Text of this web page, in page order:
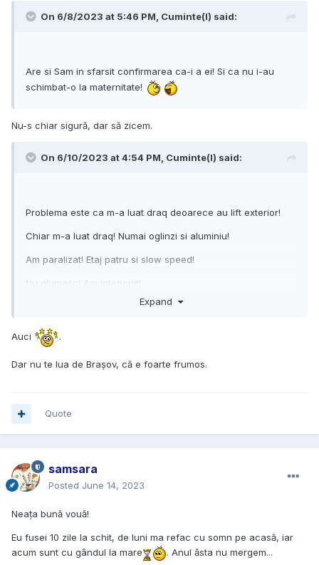
On 6/8/2023 at 5:46 PM, Cuminte(l) said:
Are si Sam in sfarsit confirmarea ca-i a ei! Si ca nu i-au
schimbat-o la maternitate!
Nu-s chiar sigură, dar să zicem.
On 6/10/2023 at 4:54 PM, Cuminte(l) said:
Problema este ca m-a luat draq deoarece au lift exterior!
Chiar m-a luat draq! Numai oglinzi si aluminiu!
Am paralizat! Etaj patru si slow speed!
Nu glumesc! Am intepenit!
Expand
Auci .
Dar nu te lua de Brașov, că e foarte frumos.
Quote
samsara
Posted June 14, 2023
Neața bună vouă!
Eu fusei 10 zile la schit, de luni ma refac cu somn pe acasă, iar
acum sunt cu gândul la mare
. Anul ăsta nu mergem...